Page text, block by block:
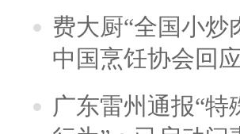
费大厨“全国小炒
中国烹饪协会回应
广东雷州通报“